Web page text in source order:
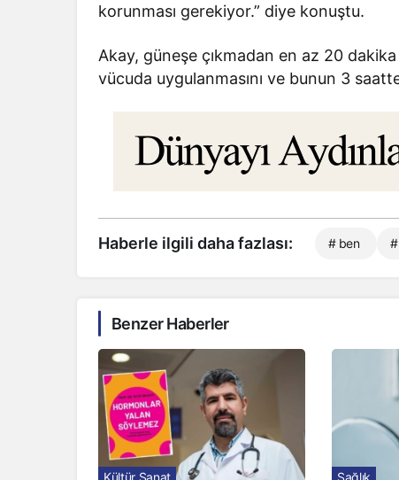
korunması gerekiyor.” diye konuştu.
Akay, güneşe çıkmadan en az 20
vücuda uygulanmasını ve bunun 3
Haberle ilgili daha fazlası: # ben
Benzer Haberler
Kültür Sanat Sağlık